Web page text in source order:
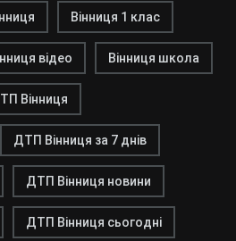
Вінниця 1 клас
відео Вінниця школа
Вінниця
ДТП Вінниця за 7 днів
ДТП Вінниця новини
ДТП Вінниця сьогодні